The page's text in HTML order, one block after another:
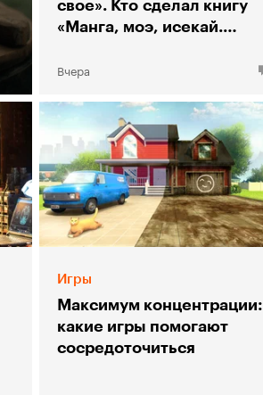
свое». Кто сделал книгу
«Манга, моэ, исекай.
Вчера
Игры
Максимум концентрации:
какие игры помогают
сосредоточиться